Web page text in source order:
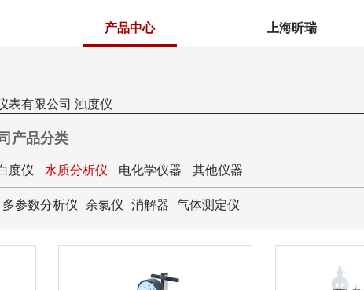
产品中心 上海昕瑞
表有限公司 浊度仪
产品分类
度仪 水质分析仪 电化学仪器 其他仪器
多参数分析仪 余氯仪 消解器 气体测定仪